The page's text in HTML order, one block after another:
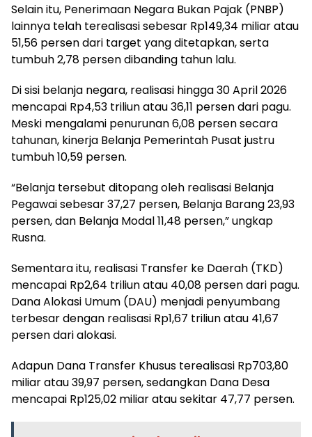
Selain itu, Penerimaan Negara Bukan Pajak (PNBP)
lainnya telah terealisasi sebesar Rp149,34 miliar atau
51,56 persen dari target yang ditetapkan, serta
tumbuh 2,78 persen dibanding tahun lalu.
Di sisi belanja negara, realisasi hingga 30 April 2026
mencapai Rp4,53 triliun atau 36,11 persen dari pagu.
Meski mengalami penurunan 6,08 persen secara
tahunan, kinerja Belanja Pemerintah Pusat justru
tumbuh 10,59 persen.
“Belanja tersebut ditopang oleh realisasi Belanja
Pegawai sebesar 37,27 persen, Belanja Barang 23,93
persen, dan Belanja Modal 11,48 persen,” ungkap
Rusna.
Sementara itu, realisasi Transfer ke Daerah (TKD)
mencapai Rp2,64 triliun atau 40,08 persen dari pagu.
Dana Alokasi Umum (DAU) menjadi penyumbang
terbesar dengan realisasi Rp1,67 triliun atau 41,67
persen dari alokasi.
Adapun Dana Transfer Khusus terealisasi Rp703,80
miliar atau 39,97 persen, sedangkan Dana Desa
mencapai Rp125,02 miliar atau sekitar 47,77 persen.